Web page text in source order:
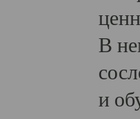
В
и